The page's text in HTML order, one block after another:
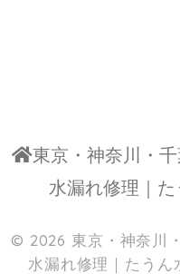
東京・神奈川・
水漏れ修理｜
© 2026 東京・神奈川
水漏れ修理｜たうん